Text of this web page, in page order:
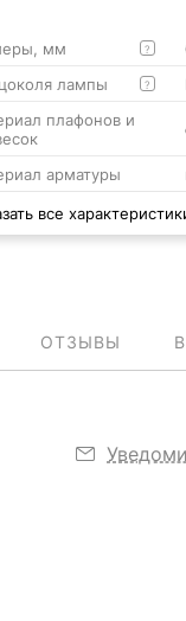
мм ?
лампы
?
плафонов и
арматуры
все
ОТЗЫВЫ